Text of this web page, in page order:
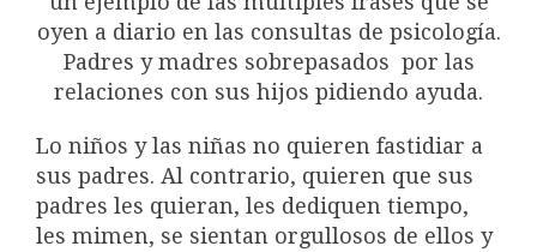
oyen a diario en las consultas de psicología.
Padres y madres sobrepasados por las
relaciones con sus hijos pidiendo ayuda.
Lo niños y las niñas no quieren fastidiar a
sus padres. Al contrario, quieren que sus
padres les quieran, les dediquen tiempo,
les mimen, se sientan orgullosos de ellos y